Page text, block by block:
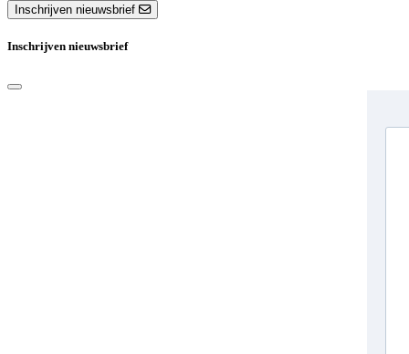
Inschrijven nieuwsbrief
Inschrijven nieuwsbrief